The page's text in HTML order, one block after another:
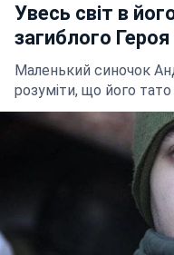
Увесь світ в
загиблого
Маленький синочок
розуміти, що його